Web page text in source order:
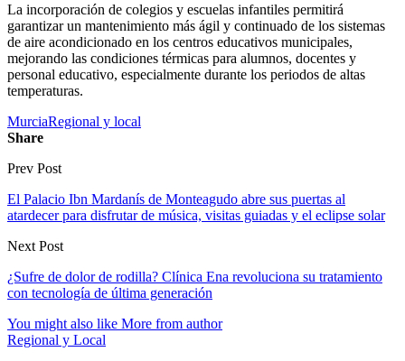
La incorporación de colegios y escuelas infantiles permitirá
garantizar un mantenimiento más ágil y continuado de los sistemas
de aire acondicionado en los centros educativos municipales,
mejorando las condiciones térmicas para alumnos, docentes y
personal educativo, especialmente durante los periodos de altas
temperaturas.
MurciaRegional y local
Share
Prev Post
El Palacio Ibn Mardanís de Monteagudo abre sus puertas al
atardecer para disfrutar de música, visitas guiadas y el eclipse solar
Next Post
¿Sufre de dolor de rodilla? Clínica Ena revoluciona su tratamiento
con tecnología de última generación
You might also like More from author
Regional y Local